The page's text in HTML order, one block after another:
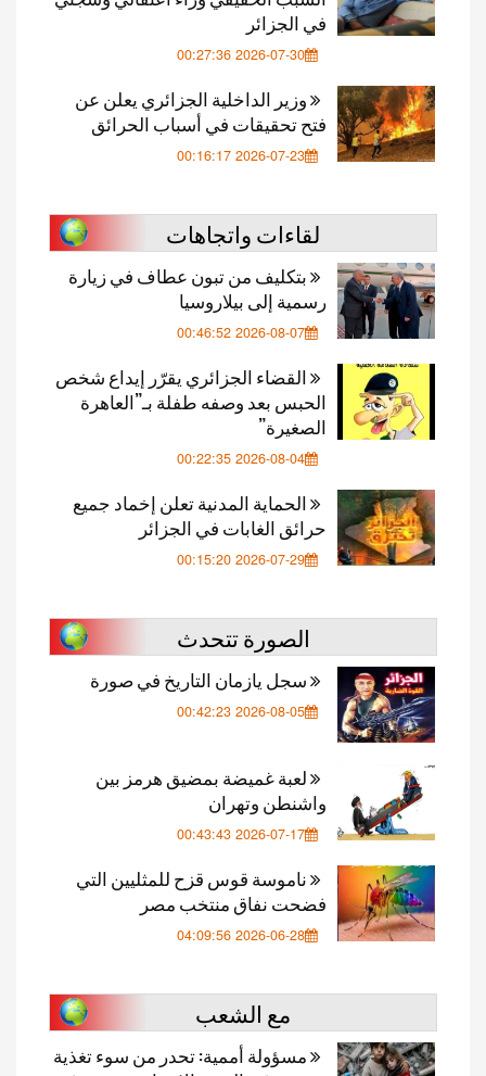
في الجزائر
2026-07-30 00:27:36
وزير الداخلية الجزائري يعلن عن
فتح تحقيقات في أسباب الحرائق
2026-07-23 00:16:17
لقاءات واتجاهات
بتكليف من تبون عطاف في زيارة
رسمية إلى بيلاروسيا
2026-08-07 00:46:52
القضاء الجزائري يقرّر إيداع شخص
الحبس بعد وصفه طفلة بـ”العاهرة
الصغيرة”
2026-08-04 00:22:35
الحماية المدنية تعلن إخماد جميع
حرائق الغابات في الجزائر
2026-07-29 00:15:20
الصورة تتحدث
سجل يازمان التاريخ في صورة
2026-08-05 00:42:23
لعبة غميضة بمضيق هرمز بين
واشنطن وتهران
2026-07-17 00:43:43
ناموسة قوس قزح للمثليين التي
فضحت نفاق منتخب مصر
2026-06-28 04:09:56
مع الشعب
مسؤولة أممية: تحدر من سوء تغذية